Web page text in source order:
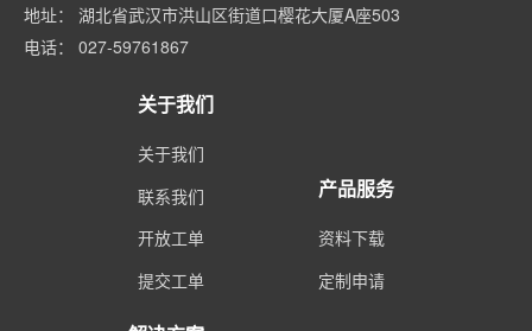
地址： 湖北省武汉市洪山区街道口樱花大厦A座503
电话： 027-59761867
关于我们
关于我们
联系我们
开放工单
提交工单
产品服务
资料下载
定制申请